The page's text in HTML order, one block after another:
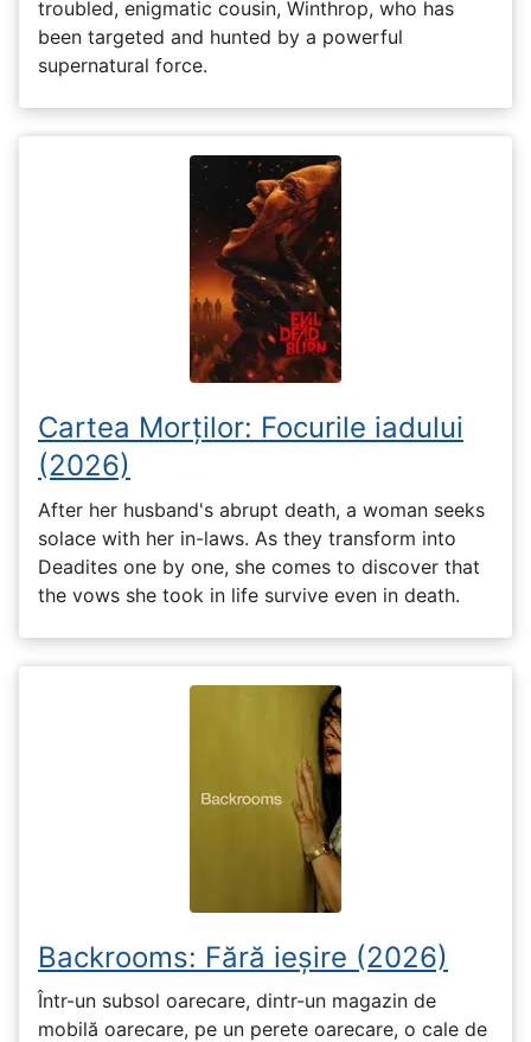
troubled, enigmatic cousin, Winthrop, who has
been targeted and hunted by a powerful
supernatural force.
Cartea Morților: Focurile iadului
(2026)
After her husband's abrupt death, a woman seeks
solace with her in-laws. As they transform into
Deadites one by one, she comes to discover that
the vows she took in life survive even in death.
Backrooms: Fără ieșire (2026)
Într-un subsol oarecare, dintr-un magazin de
mobilă oarecare, pe un perete oarecare, o cale de